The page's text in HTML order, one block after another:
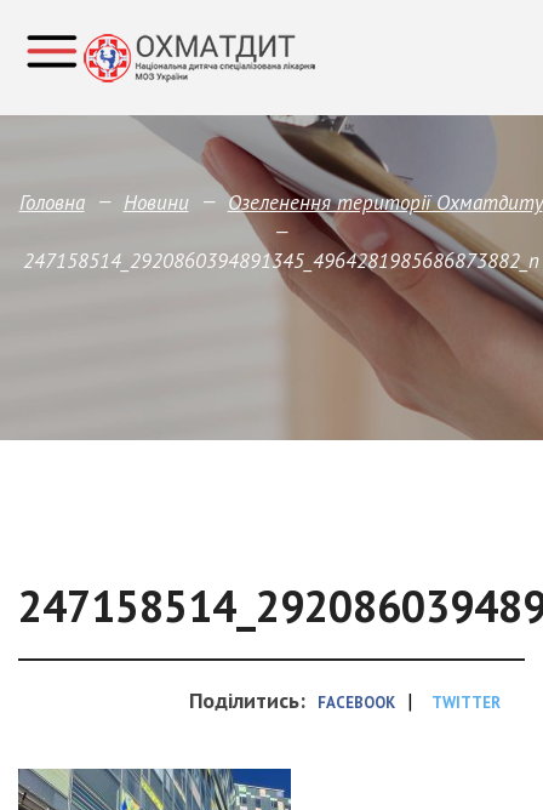
Головна — Новини — Озеленення території Охматдиту
—
247158514_2920860394891345_4964281985686873882_n
Поділитись: FACEBOOK | TWITTER